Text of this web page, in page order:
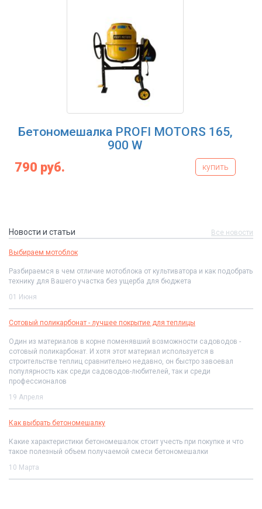
Бетономешалка PROFI MOTORS 165,
900 W
790 руб. купить
Новости и статьи Все новости
Выбираем мотоблок
Разбираемся в чем отличие мотоблока от культиватора и как подобрать
технику для Вашего участка без ущерба для бюджета
01 Июня
Сотовый поликарбонат - лучшее покрытие для теплицы
Один из материалов в корне поменявший возможности садоводов -
сотовый поликарбонат. И хотя этот материал используется в
строительстве теплиц сравнительно недавно, он быстро завоевал
популярность как среди садоводов-любителей, так и среди
профессионалов
19 Апреля
Как выбрать бетономешалку
Какие характеристики бетономешалок стоит учесть при покупке и что
такое полезный объем получаемой смеси бетономешалки
10 Марта